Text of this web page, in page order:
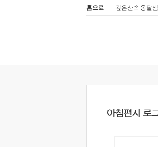
홈으로 깊은산속 옹달샘